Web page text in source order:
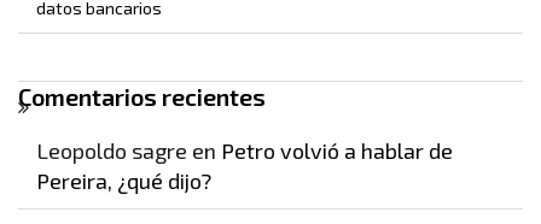
datos bancarios
Comentarios recientes
Leopoldo sagre en Petro volvió a hablar de
Pereira, ¿qué dijo?